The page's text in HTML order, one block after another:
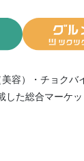
容） ・ チョクバ
した総合マーケッ